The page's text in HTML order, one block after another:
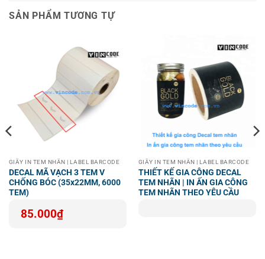
SẢN PHẨM TƯƠNG TỰ
GIẤY IN TEM NHÃN | LABEL BARCODE
DECAL MÃ VẠCH 3 TEM V
CHỐNG BÓC (35x22MM, 6000
TEM)
85.000₫
GIẤY IN TEM NHÃN | LABEL BARCODE
THIẾT KẾ GIA CÔNG DECAL
TEM NHÃN | IN ẤN GIA CÔNG
TEM NHÃN THEO YÊU CẦU